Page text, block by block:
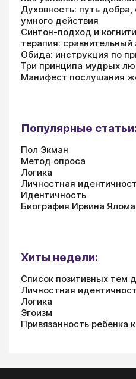
Духовность: путь добра,
умного действия
Синтон-подход и
терапия: сравнительный
Обида: инструкция по
Три принципа мудрых
Манифест послушания
Популярные статьи:
Пол Экман
Метод опроса
Логика
Личностная
Идентичность
Биография Ирвина Ялома
Хиты недели:
Список позитивных тем
Личностная
Логика
Эгоизм
Привязанность ребенка